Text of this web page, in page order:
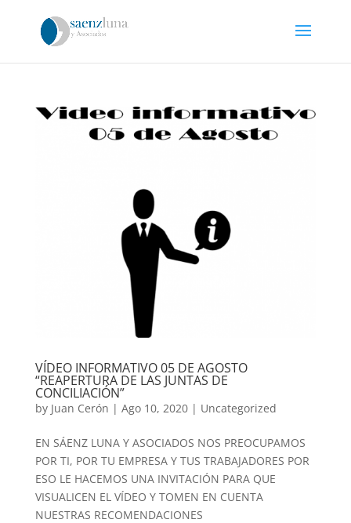
VÍDEO INFORMATIVO 05 DE AGOSTO
“REAPERTURA DE LAS JUNTAS DE
CONCILIACIÓN”
by Juan Cerón | Ago 10, 2020| Uncategorized
EN SÁENZ LUNA Y ASOCIADOS NOS PREOCUPAMOS
POR TI, POR TU EMPRESA Y TUS TRABAJADORES POR
ESO LE HACEMOS UNA INVITACIÓN PARA QUE
VISUALICEN EL VÍDEO Y TOMEN EN CUENTA
NUESTRAS RECOMENDACIONES